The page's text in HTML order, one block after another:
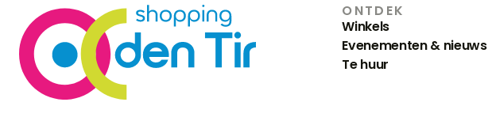
ONTDEK
Winkels
Evenementen & nieuws
Te huur